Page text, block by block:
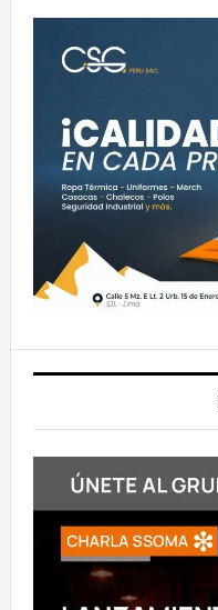
principal